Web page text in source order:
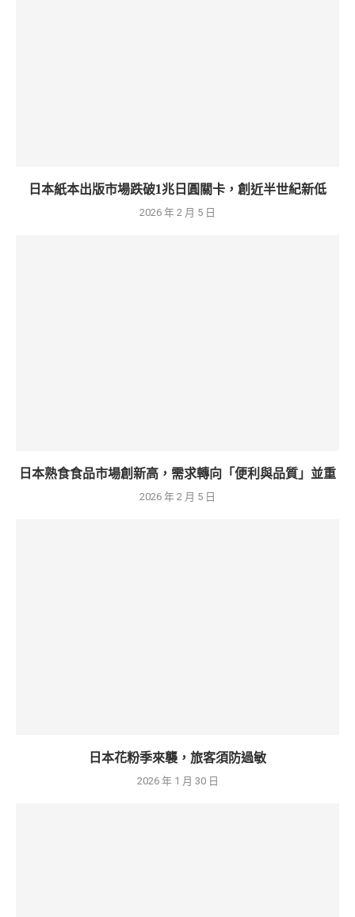
日本紙本出版市場跌破1兆日圓關卡，創近半世紀新低
2026 年 2 月 5 日
日本熟食食品市場創新高，需求轉向「便利與品質」並重
2026 年 2 月 5 日
日本花粉季來襲，旅客須防過敏
2026 年 1 月 30 日